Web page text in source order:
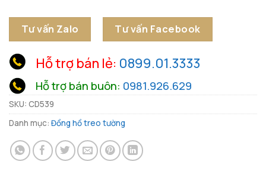
Tư vấn Zalo Tư vấn Facebook
Hỗ trợ bán lẻ: 0899.01.3333
Hỗ trợ bán buôn: 0981.926.629
SKU: CD539
Danh mục: Đồng hồ treo tường